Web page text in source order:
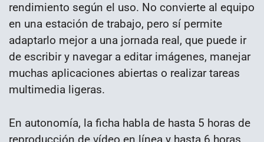
rendimiento según el uso. No convierte al equipo
en una estación de trabajo, pero sí permite
adaptarlo mejor a una jornada real, que puede ir
de escribir y navegar a editar imágenes, manejar
muchas aplicaciones abiertas o realizar tareas
multimedia ligeras.
En autonomía, la ficha habla de hasta 5 horas de
reproducción de vídeo en línea y hasta 6 horas